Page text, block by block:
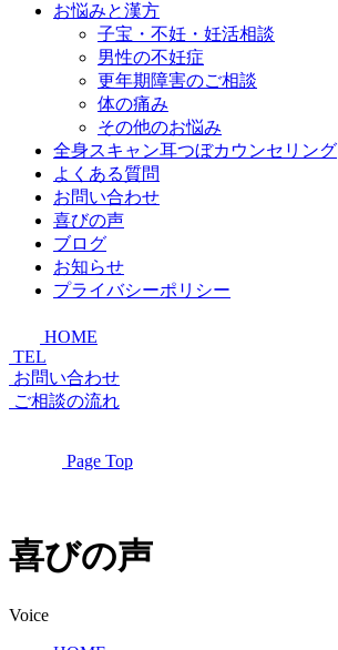
お悩みと漢方
子宝・不妊・妊活相談
男性の不妊症
更年期障害のご相談
体の痛み
その他のお悩み
全身スキャン耳つぼカウンセリング
よくある質問
お問い合わせ
喜びの声
ブログ
お知らせ
プライバシーポリシー
HOME
TEL
お問い合わせ
ご相談の流れ
Page Top
喜びの声
Voice